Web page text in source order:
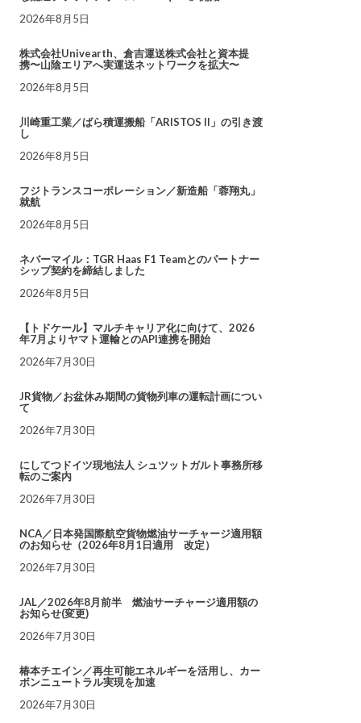
2026年8月5日
株式会社Univearth、倉吉運送株式会社と資本提
携〜山陰エリアへ実運送ネットワークを拡大〜
2026年8月5日
川崎重工業／ばら積運搬船「ARISTOS II」の引き渡
し
2026年8月5日
フジトランスコーポレーション／新造船「蓉翔丸」
就航
2026年8月5日
ネバーマイル：TGR Haas F1 Teamとのパートナー
シップ契約を締結しました
2026年8月5日
【トドケール】マルチキャリア化に向けて、2026
年7月よりヤマト運輸とのAPI連携を開始
2026年7月30日
JR貨物／お盆休み期間の貨物列車の運転計画につい
て
2026年7月30日
にしてつドイツ現地法人 シュツットガルト事務所移
転のご案内
2026年7月30日
NCA／日本発国際航空貨物燃油サーチャージ適用額
のお知らせ（2026年8月1日適用 改定）
2026年7月30日
JAL／2026年8月前半 燃油サーチャージ適用額の
お知らせ(変更)
2026年7月30日
椿本チエイン／再生可能エネルギーを活用し、カー
ボンニュートラル実現を加速
2026年7月30日